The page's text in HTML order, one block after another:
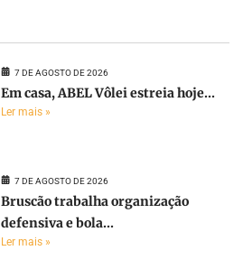
7 DE AGOSTO DE 2026
Em casa, ABEL Vôlei estreia hoje...
Ler mais »
7 DE AGOSTO DE 2026
Bruscão trabalha organização
defensiva e bola...
Ler mais »